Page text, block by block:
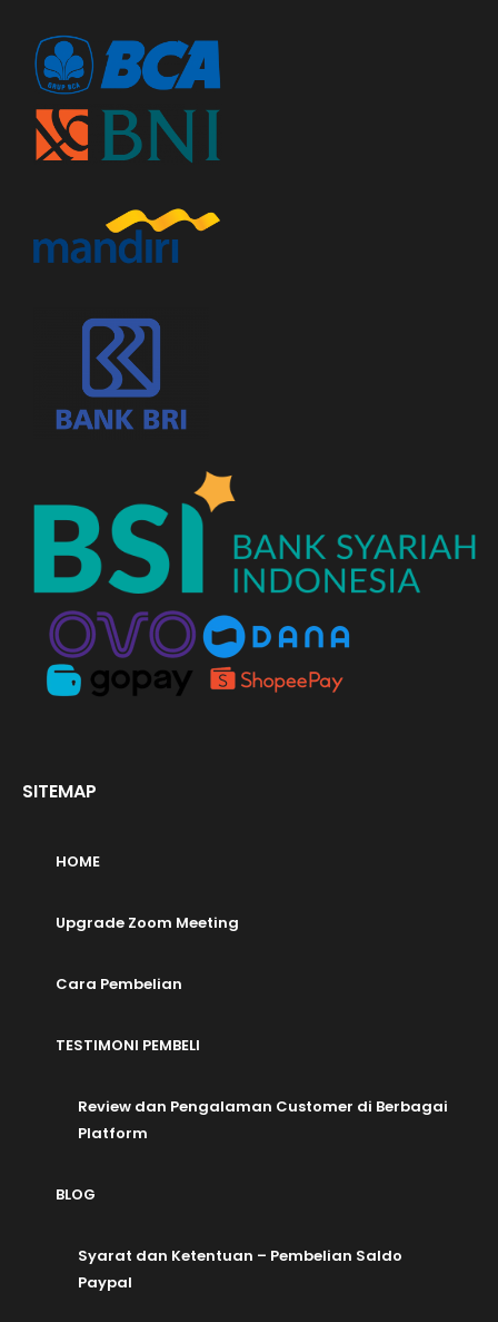
SITEMAP
HOME
Upgrade Zoom Meeting
Cara Pembelian
TESTIMONI PEMBELI
Review dan Pengalaman Customer di Berbagai
Platform
BLOG
Syarat dan Ketentuan – Pembelian Saldo
Paypal